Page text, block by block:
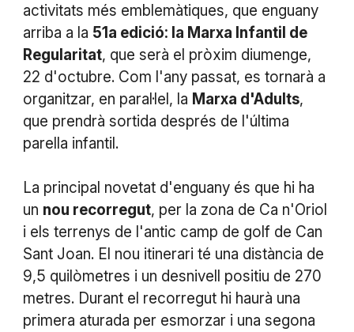
activitats més emblemàtiques, que enguany
arriba a la 51a edició: la Marxa Infantil de
Regularitat, que serà el pròxim diumenge,
22 d'octubre. Com l'any passat, es tornarà a
organitzar, en paral·lel, la Marxa d'Adults,
que prendrà sortida després de l'última
parella infantil.
La principal novetat d'enguany és que hi ha
un nou recorregut, per la zona de Ca n'Oriol
i els terrenys de l'antic camp de golf de Can
Sant Joan. El nou itinerari té una distància de
9,5 quilòmetres i un desnivell positiu de 270
metres. Durant el recorregut hi haurà una
primera aturada per esmorzar i una segona